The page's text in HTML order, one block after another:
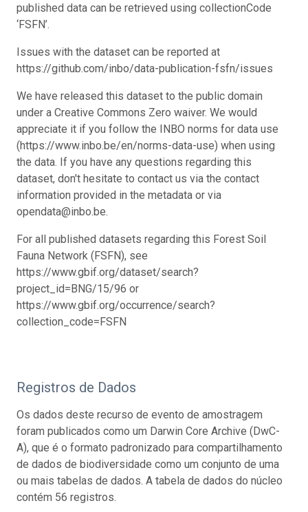
published data can be retrieved using collectionCode
‘FSFN’.
Issues with the dataset can be reported at
https://github.com/inbo/data-publication-fsfn/issues
We have released this dataset to the public domain
under a Creative Commons Zero waiver. We would
appreciate it if you follow the INBO norms for data use
(https://www.inbo.be/en/norms-data-use) when using
the data. If you have any questions regarding this
dataset, don't hesitate to contact us via the contact
information provided in the metadata or via
opendata@inbo.be.
For all published datasets regarding this Forest Soil
Fauna Network (FSFN), see
https://www.gbif.org/dataset/search?
project_id=BNG/15/96 or
https://www.gbif.org/occurrence/search?
collection_code=FSFN
Registros de Dados
Os dados deste recurso de evento de amostragem
foram publicados como um Darwin Core Archive (DwC-
A), que é o formato padronizado para compartilhamento
de dados de biodiversidade como um conjunto de uma
ou mais tabelas de dados. A tabela de dados do núcleo
contém 56 registros.